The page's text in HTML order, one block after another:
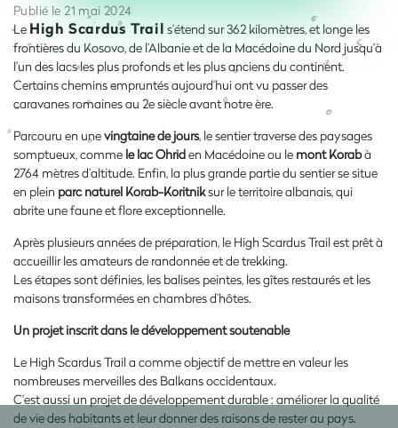
Publié le 21 mai 2024
Le High Scardus Trail s’étend sur 362 kilomètres, et longe les
frontières du Kosovo, de l’Albanie et de la Macédoine du Nord jusqu’à
l’un des lacs les plus profonds et les plus anciens du continent.
Certains chemins empruntés aujourd’hui ont vu passer des
caravanes romaines au 2esiècle avant notre ère.
Parcouru en unevingtaine de jours, le sentier traverse des paysages
somptueux, comme le lac Ohriden Macédoine ou le mont Korabà
2764 mètres d’altitude. Enfin, la plus grande partie du sentier se situe
en plein parc naturel Korab-Koritniksur le territoire albanais, qui
abrite une faune et flore exceptionnelle.
Après plusieurs années de préparation, le High Scardus Trail est prêt à
accueillir les amateurs de randonnée et de trekking.
Les étapes sont définies, les balises peintes, les gîtes restaurés et les
maisons transformées en chambres d’hôtes.
Un projet inscrit dans le développement soutenable
Le High Scardus Trail a comme objectif de mettre en valeur les
nombreuses merveilles des Balkans occidentaux.
C'est aussi un projet de développement durable : améliorer la qualité
de vie des habitants et leur donner des raisons de rester au pays.